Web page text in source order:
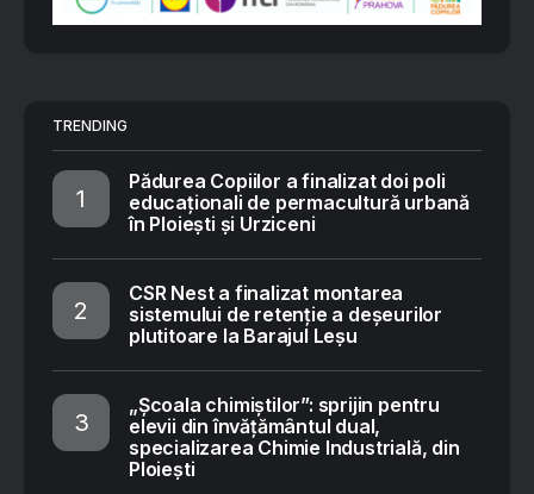
TRENDING
Pădurea Copiilor a finalizat doi poli
educaționali de permacultură urbană
în Ploiești și Urziceni
CSR Nest a finalizat montarea
sistemului de retenție a deșeurilor
plutitoare la Barajul Leșu
„Școala chimiștilor”: sprijin pentru
elevii din învățământul dual,
specializarea Chimie Industrială, din
Ploiești